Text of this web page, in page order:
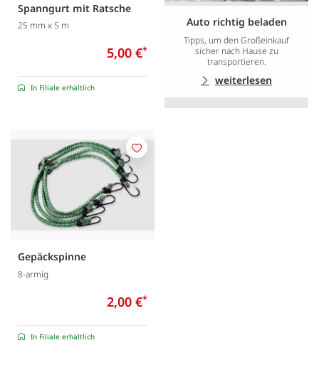
Spanngurt mit Ratsche
25 mm x 5 m
5,00 €*
In Filiale erhältlich
Auto richtig beladen
Tipps, um den Großeinkauf
sicher nach Hause zu
transportieren.
weiterlesen
Gepäckspinne
8-armig
2,00 €*
In Filiale erhältlich
Merken